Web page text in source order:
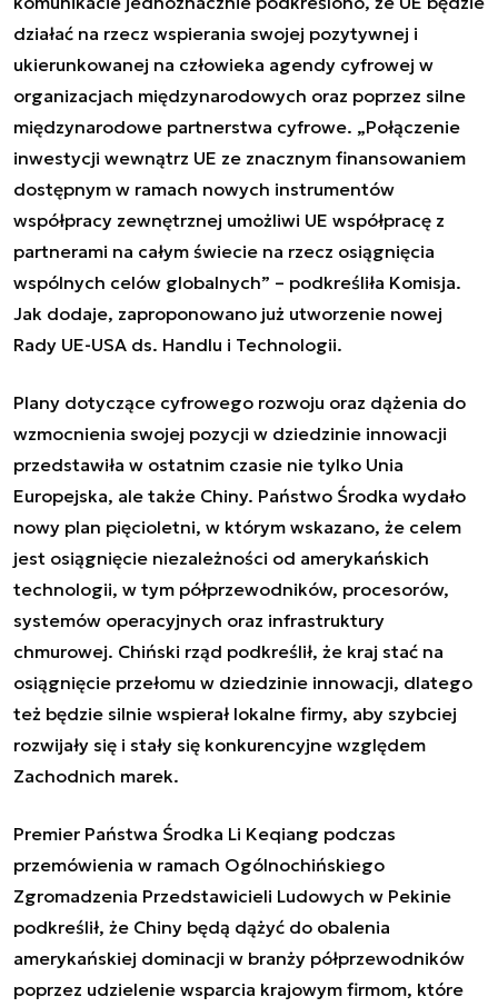
działać na rzecz wspierania swojej pozytywnej i
ukierunkowanej na człowieka agendy cyfrowej w
organizacjach międzynarodowych oraz poprzez silne
międzynarodowe partnerstwa cyfrowe. „Połączenie
inwestycji wewnątrz UE ze znacznym finansowaniem
dostępnym w ramach nowych instrumentów
współpracy zewnętrznej umożliwi UE współpracę z
partnerami na całym świecie na rzecz osiągnięcia
wspólnych celów globalnych” – podkreśliła Komisja.
Jak dodaje, zaproponowano już utworzenie nowej
Rady UE-USA ds. Handlu i Technologii.
Plany dotyczące cyfrowego rozwoju oraz dążenia do
wzmocnienia swojej pozycji w dziedzinie innowacji
przedstawiła w ostatnim czasie nie tylko Unia
Europejska, ale także Chiny. Państwo Środka wydało
nowy plan pięcioletni, w którym wskazano, że celem
jest osiągnięcie niezależności od amerykańskich
technologii, w tym półprzewodników, procesorów,
systemów operacyjnych oraz infrastruktury
chmurowej. Chiński rząd podkreślił, że kraj stać na
osiągnięcie przełomu w dziedzinie innowacji, dlatego
też będzie silnie wspierał lokalne firmy, aby szybciej
rozwijały się i stały się konkurencyjne względem
Zachodnich marek.
Premier Państwa Środka Li Keqiang podczas
przemówienia w ramach Ogólnochińskiego
Zgromadzenia Przedstawicieli Ludowych w Pekinie
podkreślił, że Chiny będą dążyć do obalenia
amerykańskiej dominacji w branży półprzewodników
poprzez udzielenie wsparcia krajowym firmom, które